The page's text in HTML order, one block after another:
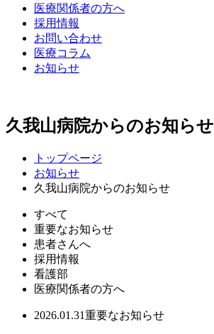
医療関係者の方へ
採用情報
お問い合わせ
医療コラム
お知らせ
久我山病院からのお知らせ
トップページ
お知らせ
久我山病院からのお知らせ
すべて
重要なお知らせ
患者さんへ
採用情報
看護部
医療関係者の方へ
2026.01.31重要なお知らせ